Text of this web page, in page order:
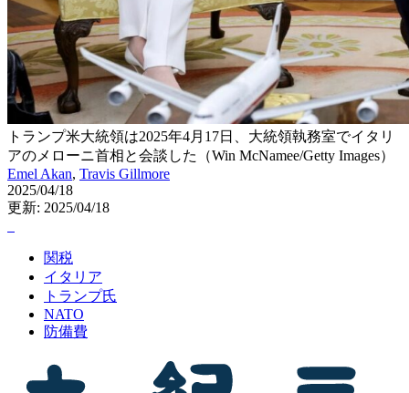
トランプ米大統領は2025年4月17日、大統領執務室でイタリ
アのメローニ首相と会談した（Win McNamee/Getty Images）
Emel Akan, Travis Gillmore
2025/04/18
更新: 2025/04/18
関税
イタリア
トランプ氏
NATO
防備費